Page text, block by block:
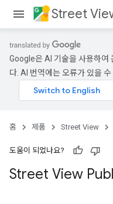
Street
Google은 AI 기술을 사용하여
다. AI 번역에는 오류가 있을 수
홈 제품 Street View
도움이 되었나요?
Street View